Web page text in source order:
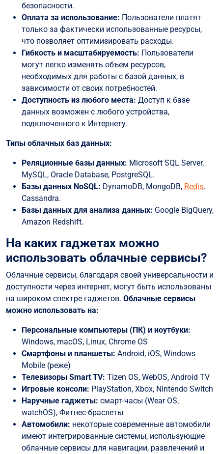
безопасности.
Оплата за использование: Пользователи платят
только за фактически использованные ресурсы,
что позволяет оптимизировать расходы.
Гибкость и масштабируемость: Пользователи
могут легко изменять объем ресурсов,
необходимых для работы с базой данных, в
зависимости от своих потребностей.
Доступность из любого места: Доступ к базе
данных возможен с любого устройства,
подключенного к Интернету.
Типы облачных баз данных:
Реляционные базы данных: Microsoft SQL Server,
MySQL, Oracle Database, PostgreSQL.
Базы данных NoSQL: DynamoDB, MongoDB, Redis,
Cassandra.
Базы данных для анализа данных: Google BigQuery,
Amazon Redshift.
На каких гаджетах можно
использовать облачные сервисы?
Облачные сервисы, благодаря своей универсальности и
доступности через интернет, могут быть использованы
на широком спектре гаджетов. Облачные сервисы
можно использовать на:
Персональные компьютеры (ПК) и ноутбуки:
Windows, macOS, Linux, Chrome OS
Смартфоны и планшеты: Android, iOS, Windows
Mobile (реже)
Телевизоры Smart TV: Tizen OS, WebOS, Android TV
Игровые консоли: PlayStation, Xbox, Nintendo Switch
Наручные гаджеты: смарт-часы (Wear OS,
watchOS), Фитнес-браслеты
Автомобили: некоторые современные автомобили
имеют интегрированные системы, использующие
облачные сервисы для навигации, развлечений и